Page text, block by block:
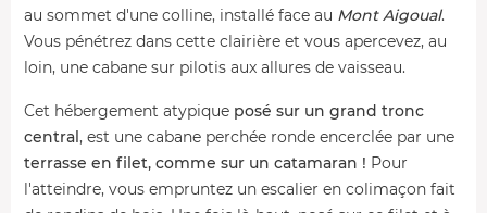
au sommet d'une colline, installé face au Mont Aigoual.
Vous pénétrez dans cette clairière et vous apercevez, au
loin, une cabane sur pilotis aux allures de vaisseau.
Cet hébergement atypique posé sur un grand tronc
central, est une cabane perchée ronde encerclée par une
terrasse en filet, comme sur un catamaran ! Pour
l'atteindre, vous empruntez un escalier en colimaçon fait